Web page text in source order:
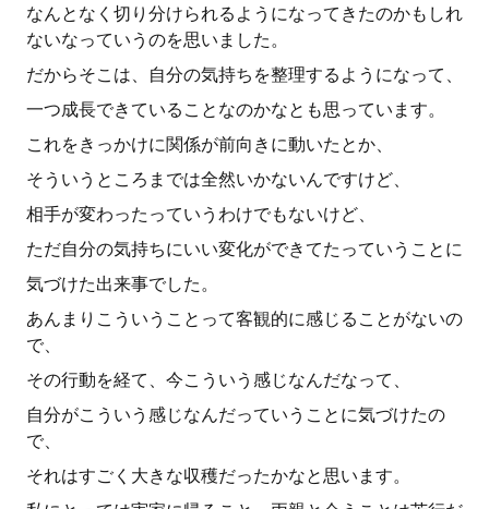
なんとなく切り分けられるようになってきたのかもしれ
ないなっていうのを思いました。
だからそこは、自分の気持ちを整理するようになって、
一つ成長できていることなのかなとも思っています。
これをきっかけに関係が前向きに動いたとか、
そういうところまでは全然いかないんですけど、
相手が変わったっていうわけでもないけど、
ただ自分の気持ちにいい変化ができてたっていうことに
気づけた出来事でした。
あんまりこういうことって客観的に感じることがないの
で、
その行動を経て、今こういう感じなんだなって、
自分がこういう感じなんだっていうことに気づけたの
で、
それはすごく大きな収穫だったかなと思います。